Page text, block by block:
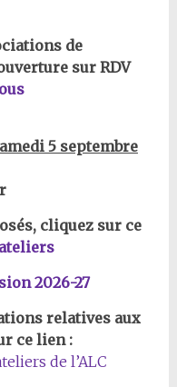
de
sur RDV
5 septembre
cliquez sur ce
2026-27
relatives aux
ce lien :
de l’ALC